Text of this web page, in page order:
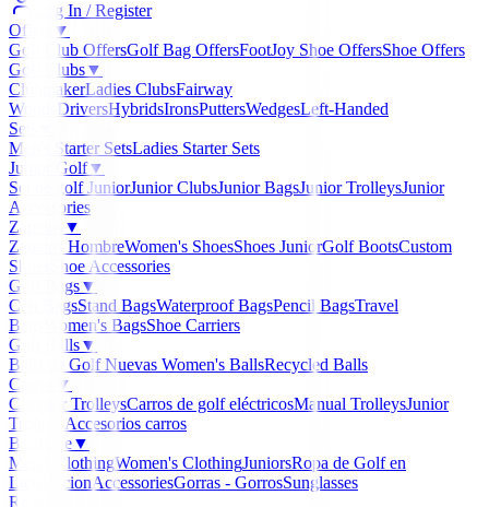
Log In / Register
Offers
▼
Golf Club OffersGolf Bag OffersFootJoy Shoe OffersShoe Offers
Golf Clubs▼
ClubmakerLadies ClubsFairway
Woods
DriversHybridsIronsPuttersWedgesLeft-Handed
Sets
Men's Starter SetsLadies Starter Sets
Junior Golf▼
Set de golf JuniorJunior ClubsJunior BagsJunior TrolleysJunior
Accessories
Zapatos
▼
Zapatos HombreWomen's ShoesShoes JuniorGolf BootsCustom
Shoes
Shoe Accessories
Golf Bags▼
Cart BagsStand BagsWaterproof BagsPencil BagsTravel
Bags
Women's BagsShoe Carriers
Golf Balls▼
Balls de Golf Nuevas Women's BallsRecycled Balls
Carros
▼
Clicgear TrolleysCarros de golf eléctricosManual TrolleysJunior
Trolleys
Accesorios carros
Boutique▼
Men's ClothingWomen's ClothingJuniorsRopa de Golf en
LiquidacionAccessoriesGorras - GorrosSunglasses
Regalos